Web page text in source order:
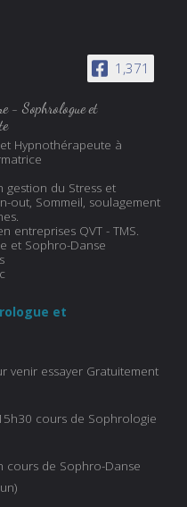
1,371
- Sophrologue et
Hypnothérapeute à
gestion du Stress et
out, Sommeil, soulagement
entreprises QVT - TMS.
et Sophro-Danse
et
venir essayer Gratuitement
cours de Sophrologie
cours de Sophro-Danse